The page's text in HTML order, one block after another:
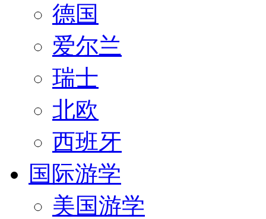
德国
爱尔兰
瑞士
北欧
西班牙
国际游学
美国游学